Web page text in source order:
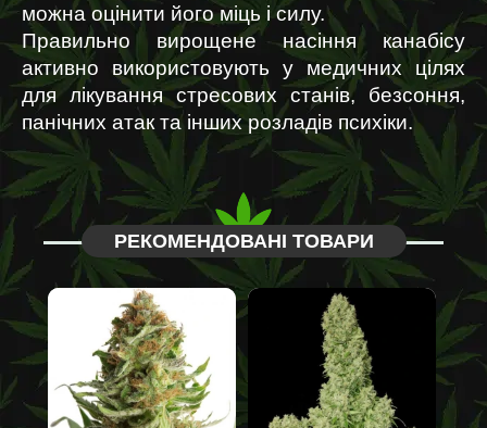
можна оцінити його міць і силу.
Правильно вирощене насіння канабісу
активно використовують у медичних цілях
для лікування стресових станів, безсоння,
панічних атак та інших розладів психіки.
РЕКОМЕНДОВАНІ ТОВАРИ